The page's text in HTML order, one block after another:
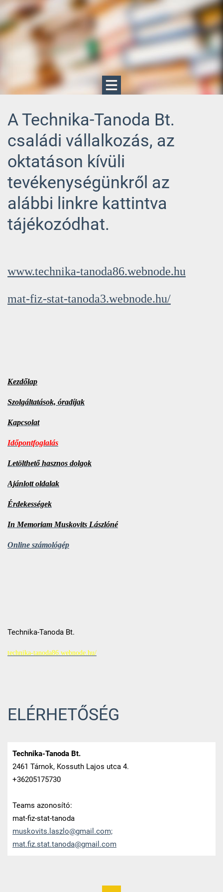
A Technika-Tanoda Bt.
családi vállalkozás, az
oktatáson kívüli
tevékenységünkről az
alábbi linkre kattintva
tájékozódhat.
www.technika-tanoda86.webnode.hu
mat-fiz-stat-tanoda3.webnode.hu/
Kezdőlap
Szolgáltatások, óradíjak
Kapcsolat
Időpontfoglalás
Letölthető hasznos dolgok
Ajánlott oldalak
Érdekességek
In Memoriam Muskovits Lászlóné
Online számológép
Technika-Tanoda Bt.
technika-tanoda86.webnode.hu/
ELÉRHETŐSÉG
Technika-Tanoda Bt.
2461 Tárnok, Kossuth Lajos utca 4.
+36205175730
Teams azonosító:
mat-fiz-stat-tanoda
muskovits.laszlo@gmail.com;
mat.fiz.stat.tanoda@gmail.com